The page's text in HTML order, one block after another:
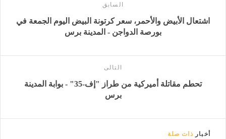
السابق
اشتعال الأبيض والأحمر، سعر كرتونة البيض اليوم الجمعة في
بورصة الدواجن - المدينة برس
التالى
تحطم مقاتلة أميركية من طراز "إف-35" - بوابة المدينة
برس
أخبار ذات صلة